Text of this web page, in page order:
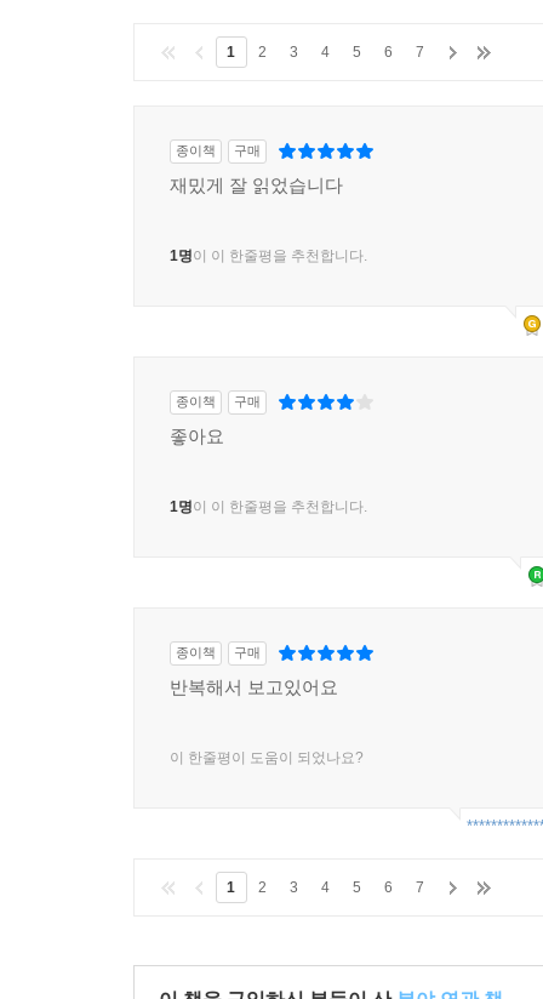
1 2 3 4 5 6 7
종이책 구매
재밌게 잘 읽었습니다
1명이 이 한줄평을 추천합니다.
종이책 구매
좋아요
1명이 이 한줄평을 추천합니다.
종이책 구매
반복해서 보고있어요
이 한줄평이 도움이 되었나요?
1 2 3 4 5 6 7